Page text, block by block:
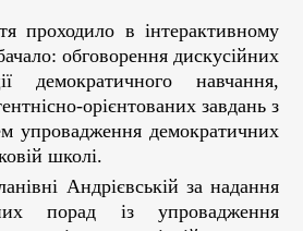
проходило в інтерактивному
обговорення дискусійних
демократичного навчання,
орієнтованих завдань з
упровадження демократичних
школі.
Андрієвській за надання
порад із упровадження